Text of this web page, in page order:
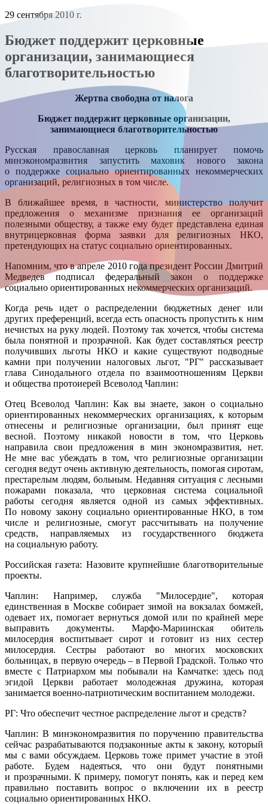
29 сентября 2010 г.
Бюджет поддержит церковные
организации, занимающиеся
благотворительностью
Жертва свободна от налога
Бюджет поддержит церковные организации,
занимающиеся благотворительностью
Русская православная церковь планирует помочь
минэкономразвития запустить маховик нового закона
о поддержке социально ориентированных некоммерческих
организаций, религиозных в том числе.
В ближайшее время, в частности, министерство получит
предложения о механизме признания ее организаций
полезными обществу, а также ему будет представлена единая
внутрицерковная форма заявки для религиозных НКО,
претендующих на статус социально ориентированных.
Напомним, что в апреле 2010 года президент России Дмитрий
Медведев подписал федеральный закон о поддержке
социально ориентированных некоммерческих организаций.
Когда речь идет о распределении бюджетных денег или
других преференций, всегда есть опасность пропустить к ним
нечистых на руку людей. Поэтому так хочется, чтобы система
была понятной и прозрачной. Как будет составляться реестр
получивших льготы НКО и какие существуют подводные
камни при получении налоговых льгот, "РГ" рассказывает
глава Синодального отдела по взаимоотношениям Церкви
и общества протоиерей Всеволод Чаплин:
Отец Всеволод Чаплин: Как вы знаете, закон о социально
ориентированных некоммерческих организациях, к которым
отнесены и религиозные организации, был принят еще
весной. Поэтому никакой новости в том, что Церковь
направила свои предложения в мин экономразвития, нет.
Не мне вас убеждать в том, что религиозные организации
сегодня ведут очень активную деятельность, помогая сиротам,
престарелым людям, больным. Недавняя ситуация с лесными
пожарами показала, что церковная система социальной
работы сегодня является одной из самых эффективных.
По новому закону социально ориентированные НКО, в том
числе и религиозные, смогут рассчитывать на получение
средств, направляемых из государственного бюджета
на социальную работу.
Российская газета: Назовите крупнейшие благотворительные
проекты.
Чаплин: Например, служба "Милосердие", которая
единственная в Москве собирает зимой на вокзалах бомжей,
одевает их, помогает вернуться домой или по крайней мере
выправить документы. Марфо-Мариинская обитель
милосердия воспитывает сирот и готовит из них сестер
милосердия. Сестры работают во многих московских
больницах, в первую очередь – в Первой Градской. Только что
вместе с Патриархом мы побывали на Камчатке: здесь под
эгидой Церкви работает молодежная дружина, которая
занимается военно-патриотическим воспитанием молодежи.
РГ: Что обеспечит честное распределение льгот и средств?
Чаплин: В минэкономразвития по поручению правительства
сейчас разрабатываются подзаконные акты к закону, который
мы с вами обсуждаем. Церковь тоже примет участие в этой
работе. Будем надеяться, что они будут понятными
и прозрачными. К примеру, помогут понять, как и перед кем
правильно поставить вопрос о включении их в реестр
социально ориентированных НКО.